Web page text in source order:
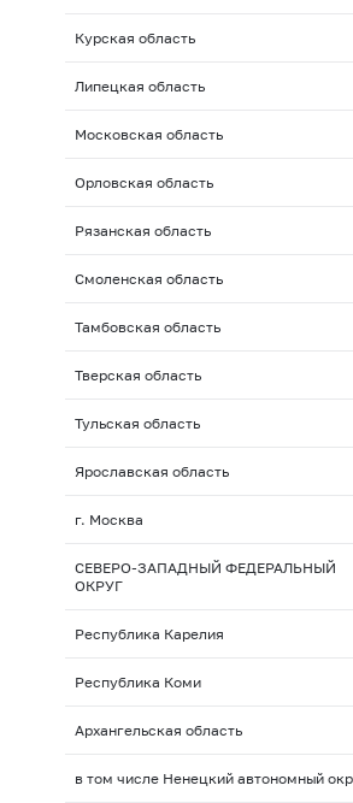
Курская область
Липецкая область
Московская область
Орловская область
Рязанская область
Смоленская область
Тамбовская область
Тверская область
Тульская область
Ярославская область
г. Москва
СЕВЕРО-ЗАПАДНЫЙ ФЕДЕРАЛЬНЫЙ
ОКРУГ
Республика Карелия
Республика Коми
Архангельская область
в том числе Ненецкий автономный